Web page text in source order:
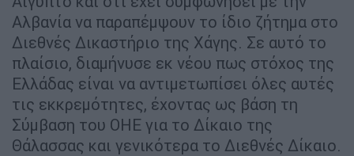
Αλβανία να παραπέμψουν το ίδιο ζήτημα στο
Διεθνές Δικαστήριο της Χάγης. Σε αυτό το
πλαίσιο, διαμήνυσε εκ νέου πως στόχος της
Ελλάδας είναι να αντιμετωπίσει όλες αυτές
τις εκκρεμότητες, έχοντας ως βάση τη
Σύμβαση του ΟΗΕ για το Δίκαιο της
Θάλασσας και γενικότερα το Διεθνές Δίκαιο.